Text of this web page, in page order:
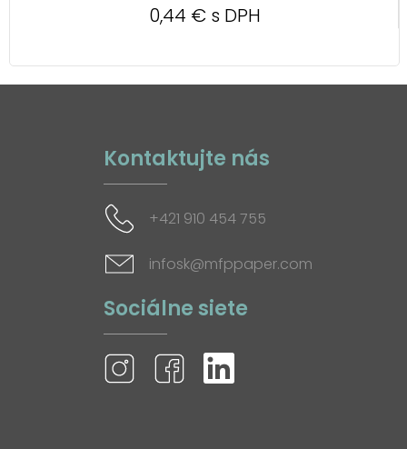
0,44 € s DPH
Kontaktujte nás
+421 910 454 755
infosk@mfppaper.com
Sociálne siete